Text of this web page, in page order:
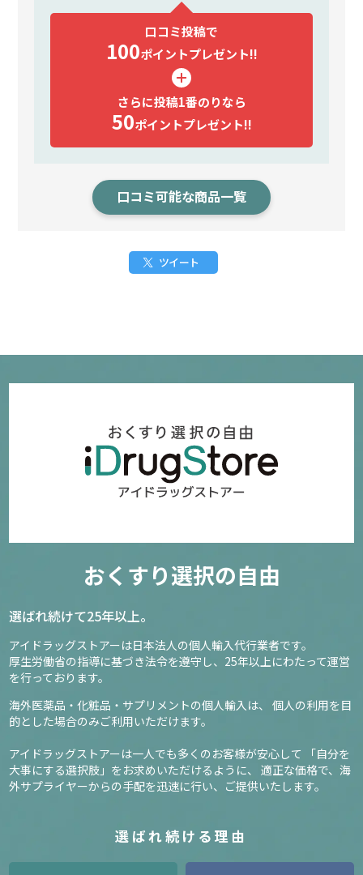
口コミ投稿で
100ポイントプレゼント!!
さらに投稿1番のりなら
50ポイントプレゼント!!
口コミ可能な商品一覧
ツイート
おくすり選択の自由
選ばれ続けて25年以上。
アイドラッグストアーは日本法人の個人輸入代行業者です。
厚生労働省の指導に基づき法令を遵守し、 25年以上にわたって運営
を行っております。
海外医薬品・化粧品・サプリメントの個人輸入は、
個人の利用を目
的とした場合のみご利用いただけます。
アイドラッグストアーは一人でも多くのお客様が安心して
「自分を
大事にする選択肢」をお求めいただけるように、
適正な価格で、海
外サプライヤーからの手配を迅速に行い、ご提供いたします。
選ばれ続ける理由